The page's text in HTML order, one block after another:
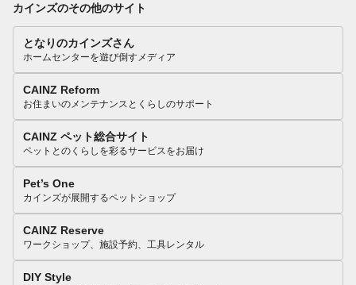
カインズのその他のサイト
となりのカインズさん
ホームセンターを遊び倒すメディア
CAINZ Reform
お住まいのメンテナンスとくらしのサポート
CAINZ ペット総合サイト
ペットとのくらしを彩るサービスをお届け
Pet’s One
カインズが展開するペットショップ
CAINZ Reserve
ワークショップ、施設予約、工具レンタル
DIY Style